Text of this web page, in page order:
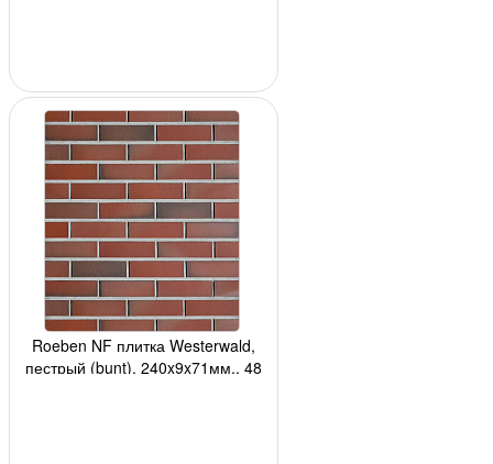
Roeben NF плитка Westerwald,
пестрый (bunt), 240x9x71мм., 48